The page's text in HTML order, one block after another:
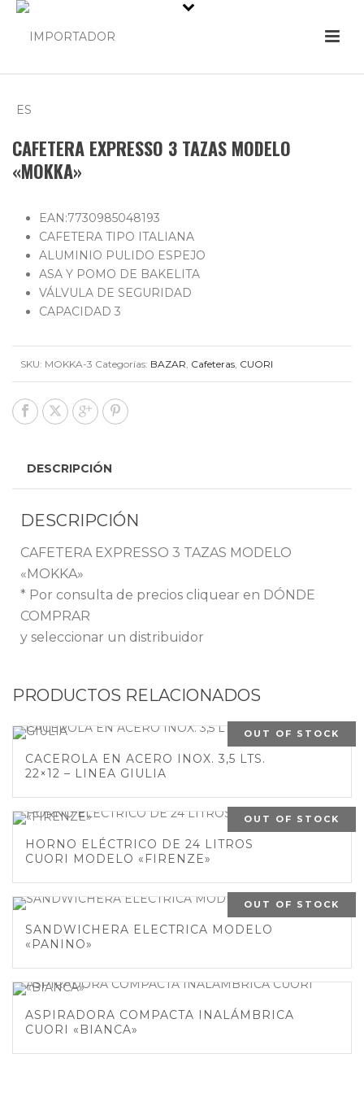
CAFETERA EXPRESSO 3 TAZAS MODELO
«MOKKA»
EAN:7730985048193
CAFETERA TIPO ITALIANA
ALUMINIO PULIDO ESPEJO
ASA Y POMO DE BAKELITA
VÁLVULA DE SEGURIDAD
CAPACIDAD 3
SKU: MOKKA-3 Categorías: BAZAR, Cafeteras, CUORI
DESCRIPCIÓN
DESCRIPCIÓN
CAFETERA EXPRESSO 3 TAZAS MODELO
«MOKKA»
* Por consulta de precios cliquear en DÓNDE
COMPRAR
y seleccionar un distribuidor
PRODUCTOS RELACIONADOS
OUT OF STOCK
CACEROLA EN ACERO INOX. 3,5 LTS.
22×12 – LINEA GIULIA
OUT OF STOCK
HORNO ELÉCTRICO DE 24 LITROS
CUORI MODELO «FIRENZE»
OUT OF STOCK
SANDWICHERA ELECTRICA MODELO
«PANINO»
ASPIRADORA COMPACTA INALÁMBRICA
CUORI «BIANCA»